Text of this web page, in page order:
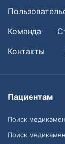
Команда
Контакты
Пациентам
Поиск
Поиск